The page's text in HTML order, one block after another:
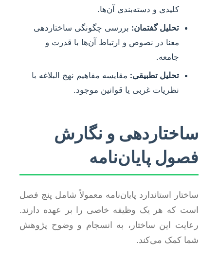
کلیدی و دسته‌بندی آن‌ها.
تحلیل گفتمان: بررسی چگونگی ساختاردهی
معنا در نصوص و ارتباط آن‌ها با قدرت و
جامعه.
تحلیل تطبیقی: مقایسه مفاهیم نهج البلاغه با
نظریات غربی یا قوانین موجود.
ساختاردهی و نگارش
فصول پایان‌نامه
ساختار استاندارد پایان‌نامه معمولاً شامل پنج فصل
است که هر یک وظیفه خاصی را بر عهده دارند.
رعایت این ساختار، به انسجام و وضوح پژوهش
شما کمک می‌کند.